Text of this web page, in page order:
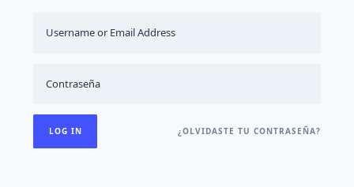
¿OLVIDASTE TU CONTRASEÑA?